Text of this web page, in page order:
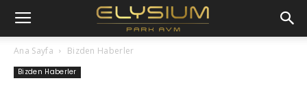
Ana Sayfa Bizden Haberler
Bizden Haberler